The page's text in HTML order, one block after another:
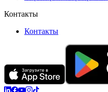
Контакты
Контакты